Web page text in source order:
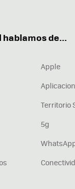
hablamos de...
Apple
Territorio
5g